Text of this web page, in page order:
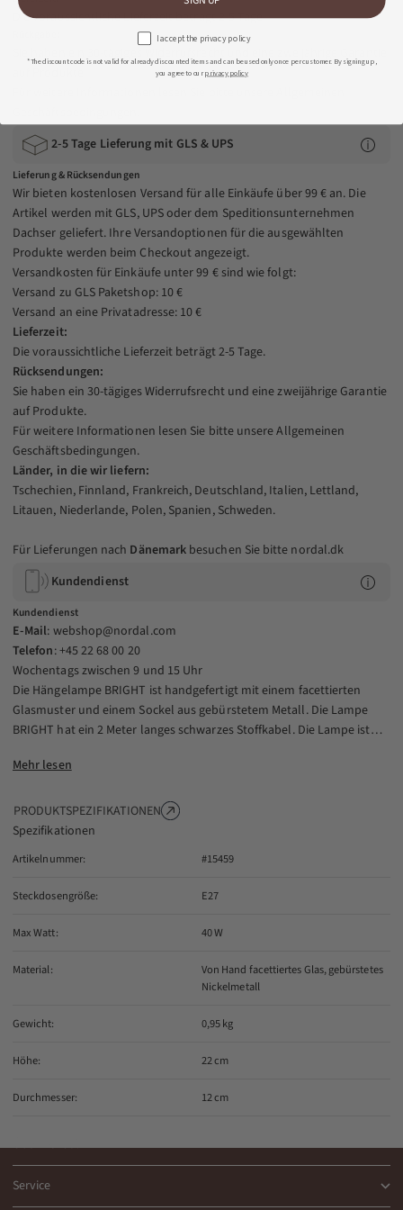
Die voraussichtliche Lieferzeit beträgt 2-5 Tage.
2-5 Tage Lieferung mit GLS & UPS
Lieferung & Rücksendungen
Wir bieten kostenlosen Versand für alle Einkäufe über 99 € an. Die
Artikel werden mit GLS, UPS oder dem Speditionsunternehmen
Dachser geliefert. Ihre Versandoptionen für die ausgewählten
Produkte werden beim Checkout angezeigt.
Versandkosten für Einkäufe unter 99 € sind wie folgt:
Versand zu GLS Paketshop: 10 €
Versand an eine Privatadresse: 10 €
Lieferzeit:
Die voraussichtliche Lieferzeit beträgt 2-5 Tage.
Rücksendungen:
Sie haben ein 30-tägiges Widerrufsrecht und eine zweijährige Garantie
auf Produkte.
Für weitere Informationen lesen Sie bitte unsereAllgemeinen
Geschäftsbedingungen.
Länder, in die wir liefern:
Tschechien, Finnland, Frankreich, Deutschland, Italien, Lettland,
Litauen, Niederlande, Polen, Spanien, Schweden.
Für Lieferungen nach Dänemark besuchen Sie bitte nordal.dk
Kundendienst
Kundendienst
E-Mail: webshop@nordal.com
Telefon: +45 22 68 00 20
Wochentags zwischen 9 und 15 Uhr
Die Hängelampe BRIGHT ist handgefertigt mit einem facettierten
Glasmuster und einem Sockel aus gebürstetem Metall. Die Lampe
BRIGHT hat ein 2 Meter langes schwarzes Stoffkabel. Die Lampe ist
Mehr lesen
PRODUKTSPEZIFIKATIONEN
Spezifikationen
Artikelnummer: #15459
Steckdosengröße: E27
Max Watt: 40 W
Material:
Von Hand facettiertes Glas, gebürstetes
Nickelmetall
Gewicht: 0,95 kg
Höhe: 22 cm
Durchmesser: 12 cm
Über Nordal
Service
I accept the privacy policy
*The discount code is not valid for already discounted items and can be used only once per customer. By signing up,
you agree to ourprivacy policy